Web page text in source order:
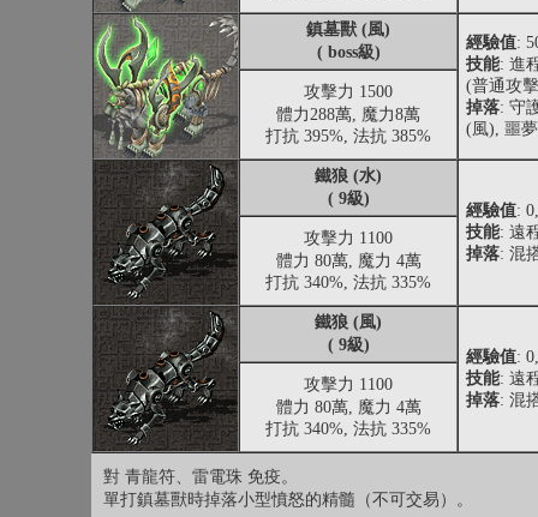
鎮墓獸 (風)
( boss級)
經驗值:
技能: 進
(普通攻
掉落: 守
(風), 噩
攻擊力 1500
體力288萬, 魔力8萬
打抗 395%, 法抗 385%
鐵狼 (水)
( 9級)
經驗值:
技能: 遠
掉落: 混
攻擊力 1100
體力 80萬, 魔力 4萬
打抗 340%, 法抗 335%
鐵狼 (風)
( 9級)
經驗值:
技能: 遠
掉落: 混
攻擊力 1100
體力 80萬, 魔力 4萬
打抗 340%, 法抗 335%
對 青龍符、雷電珠 免疫。
單打鎮墓獸時掉落小型憤怒的精髓（不可交易）。